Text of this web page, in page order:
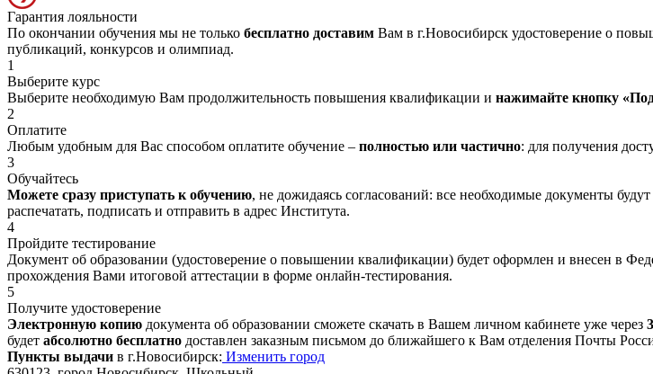
Гарантия лояльности
По окончании обучения мы не только бесплатно доставим Вам в г.Новосибирск удостоверение о
публикаций, конкурсов и олимпиад.
1
Выберите курс
Выберите необходимую Вам продолжительность повышения квалификации и нажимайте кнопку
2
Оплатите
Любым удобным для Вас способом оплатите обучение – полностью или частично: для получения
3
Обучайтесь
Можете сразу приступать к обучению, не дожидаясь согласований: все необходимые документы
распечатать, подписать и отправить в адрес Института.
4
Пройдите тестирование
Документ об образовании (удостоверение о повышении квалификации) будет оформлен и внесен в
прохождения Вами итоговой аттестации в форме онлайн-тестирования.
5
Получите удостоверение
Электронную копию документа об образовании сможете скачать в Вашем личном кабинете уже через
будет абсолютно бесплатно доставлен заказным письмом до ближайшего к Вам отделения Почты
Пункты выдачи в г.Новосибирск: Изменить город